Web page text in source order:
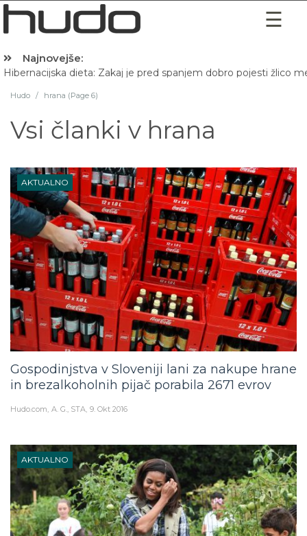
Najnovejše:
Hibernacijska dieta: Zakaj je pred spanjem dobro pojesti žlico
Hudo / hrana (Page 6)
Vsi članki v hrana
AKTUALNO
Gospodinjstva v Sloveniji lani za nakupe hrane
in brezalkoholnih pijač porabila 2671 evrov
Hudo.com A. G., STA 9. Okt 2016
AKTUALNO